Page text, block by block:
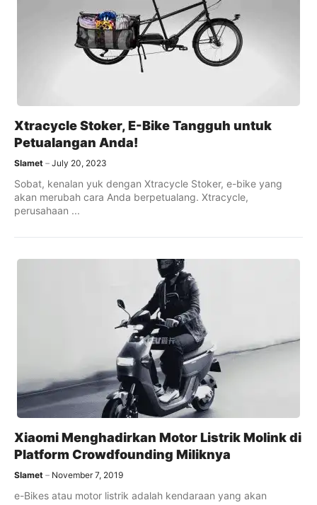
Xtracycle Stoker, E-Bike Tangguh untuk
Petualangan Anda!
Slamet July 20, 2023
Sobat, kenalan yuk dengan Xtracycle Stoker, e-bike yang
akan merubah cara Anda berpetualang. Xtracycle,
perusahaan ...
Xiaomi Menghadirkan Motor Listrik Molink di
Platform Crowdfounding Miliknya
Slamet November 7, 2019
e-Bikes atau motor listrik adalah kendaraan yang akan